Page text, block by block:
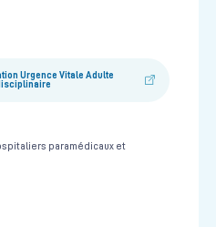
Urgence Vitale Adulte
paramédicaux et